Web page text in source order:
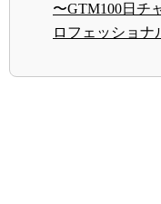
〜GTM100日チ
ロフェッショナ